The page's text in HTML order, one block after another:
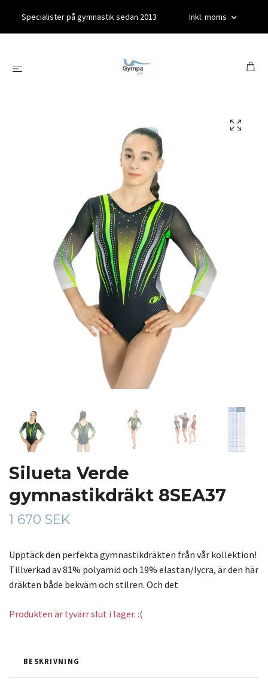
Specialister på gymnastik sedan 2013 Inkl. moms
Silueta Verde
gymnastikdräkt 8SEA37
1 670 SEK
Upptäck den perfekta gymnastikdräkten från vår kollektion!
Tillverkad av 81% polyamid och 19% elastan/lycra, är den här
dräkten både bekväm och stilren. Och det
Produkten är tyvärr slut i lager. :(
BESKRIVNING